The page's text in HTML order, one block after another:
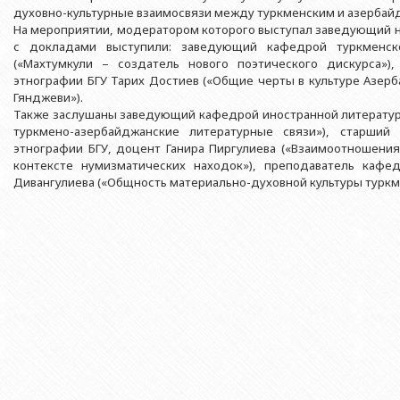
Выпускники БГУ
Почетные доктора
Образование в БГУ
Перечень специальностей
Знаменательные даты в истории БГУ
Отдел протокола
Служба психологической помощи
Культурно-творческий центр
Университетская газета
Типография
Издательство
Филологический
Исторический
Факультет
Юридический
Факультет
Факультет
Юридическое
Азербайджанской
Юридическое
Юридическое
Азербайджанской
Юридическое
духовно-культурные взаимосвязи между туркменским и
На мероприятии, модератором которого выступал
с докладами выступили: заведующий кафедрой
(«Махтумкули – создатель нового поэтического
этнографии БГУ Тарих Достиев («Общие черты в культуре
Гянджеви»).
Также заслушаны заведующий кафедрой иностранной
туркмено-азербайджанские литературные связи»),
этнографии БГУ, доцент Ганира Пиргулиева
контексте нумизматических находок»), преподаватель
Дивангулиева («Общность материально-духовной культуры